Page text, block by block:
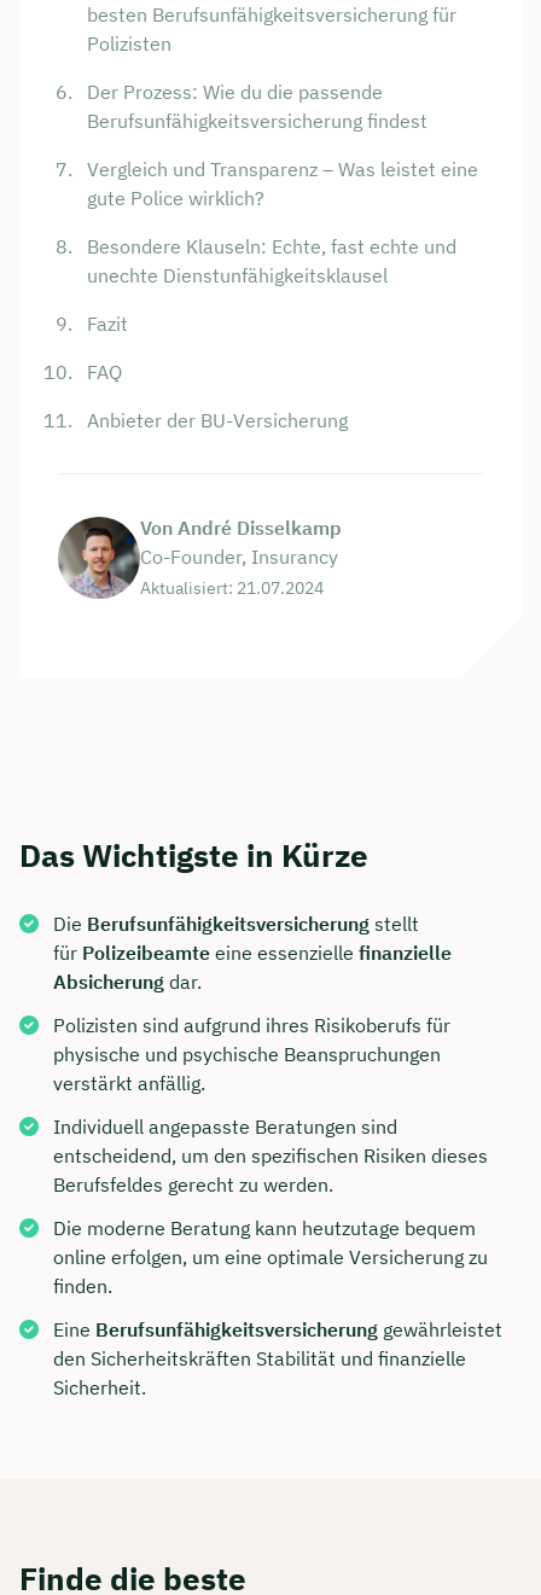
besten Berufsunfähigkeitsversicherung für
Polizisten
Der Prozess: Wie du die passende
Berufsunfähigkeitsversicherung findest
Vergleich und Transparenz – Was leistet eine
gute Police wirklich?
Besondere Klauseln: Echte, fast echte und
unechte Dienstunfähigkeitsklausel
Fazit
FAQ
Anbieter der BU-Versicherung
Von André Disselkamp
Co-Founder, Insurancy
Aktualisiert: 21.07.2024
Das Wichtigste in Kürze
Die Berufsunfähigkeitsversicherung stellt
für Polizeibeamte eine essenzielle finanzielle
Absicherung dar.
Polizisten sind aufgrund ihres Risikoberufs für
physische und psychische Beanspruchungen
verstärkt anfällig.
Individuell angepasste Beratungen sind
entscheidend, um den spezifischen Risiken dieses
Berufsfeldes gerecht zu werden.
Die moderne Beratung kann heutzutage bequem
online erfolgen, um eine optimale Versicherung zu
finden.
Eine Berufsunfähigkeitsversicherung gewährleistet
den Sicherheitskräften Stabilität und finanzielle
Sicherheit.
Finde die beste